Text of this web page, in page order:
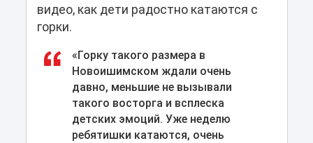
видео, как дети радостно катаются с
горки.
«Горку такого размера в
Новоишимском ждали очень
давно, меньшие не вызывали
такого восторга и всплеска
детских эмоций. Уже неделю
ребятишки катаются, очень